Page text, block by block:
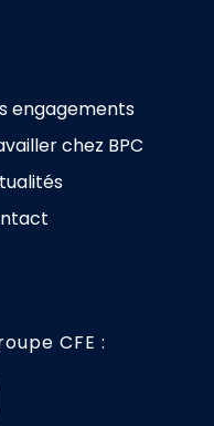
engagements
chez BPC
CFE :